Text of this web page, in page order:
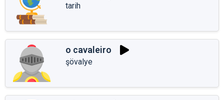
tarih
o cavaleiro
şövalye